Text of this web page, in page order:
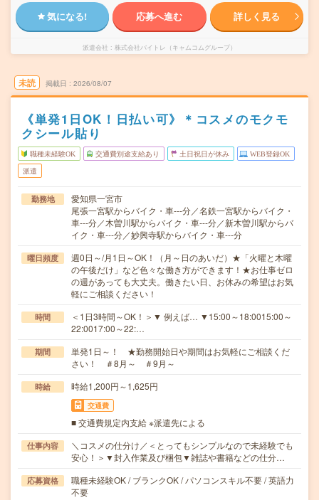
気になる! 応募へ進む 詳しく見る
派遣会社 株式会社バイトレ（キャムコムグループ）
未読 掲載日 2026/08/07
《単発1日OK！日払い可》＊コスメのモクモ
クシール貼り
職種未経験OK 交通費別途支給あり 土日祝日が休み WEB登録OK
派遣
勤務地
愛知県一宮市
尾張一宮駅からバイク・車---分／名鉄一宮駅からバイク・
車---分／木曽川駅からバイク・車---分／新木曽川駅からバ
イク・車---分／妙興寺駅からバイク・車---分
曜日頻度
週0日～/月1日～OK！（月～日のあいだ）★「火曜と木曜
の午後だけ」など色々な働き方ができます！★お仕事ゼロ
の週があっても大丈夫。働きたい日、お休みの希望はお気
軽にご相談ください！
時間
＜1日3時間～OK！＞▼ 例えば… ▼15:00～18:0015:00～
22:0017:00～22:…
期間
単発1日～！ ★勤務開始日や期間はお気軽にご相談くだ
さい！ ＃8月～ ＃9月～
時給 時給1,200円～1,625円
交通費
■ 交通費規定内支給 ※派遣先による
仕事内容
＼コスメの仕分け／＜とってもシンプルなので未経験でも
安心！＞▼封入作業及び梱包▼雑誌や書籍などの仕分…
応募資格
職種未経験OK / ブランクOK / パソコンスキル不要 / 英語力
不要